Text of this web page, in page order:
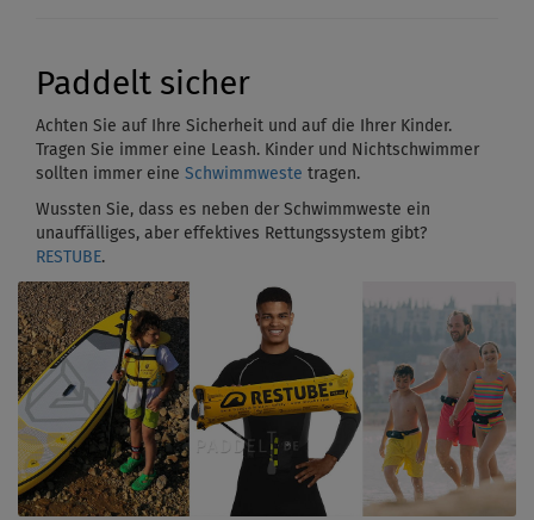
Paddelt sicher
Achten Sie auf Ihre Sicherheit und auf die Ihrer Kinder.
Tragen Sie immer eine Leash. Kinder und Nichtschwimmer
sollten immer eine Schwimmweste tragen.
Wussten Sie, dass es neben der Schwimmweste ein
unauffälliges, aber effektives Rettungssystem gibt?
RESTUBE.